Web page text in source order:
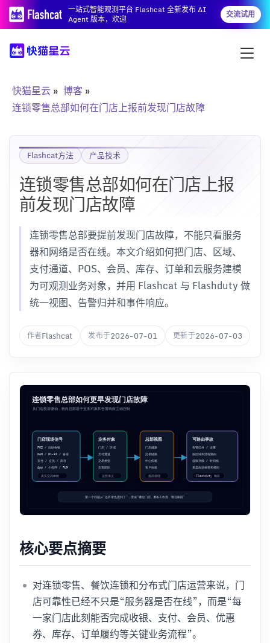
一站式智能观测平台 Flashcat 全新发布 AI
Agent 版本，欢迎
交流试用
快猫星云
博客
连锁零售总部如何在门店上报前发现门店故障
Flashcat方法 产品技术
连锁零售总部如何在门店上报
前发现门店故障
连锁零售总部要提前发现门店故障，不能只看服务
器和网络是否在线。本文介绍如何把门店、区域、
支付通道、POS、会员、库存、订单和云服务建模
为可观测业务对象，并用 Flashcat 与 Flashduty 做
统一视图、告警归并和事件响应。
作者Flashcat 发布于2026-07-01 更新于2026-07-03
核心要点摘要
对连锁零售、餐饮连锁和分布式门店运营来说，门
店可靠性已经不只是“服务器是否在线”，而是“每
一家门店此刻能否完成收银、支付、会员、优惠
券、库存、订单履约等关键业务流程”。